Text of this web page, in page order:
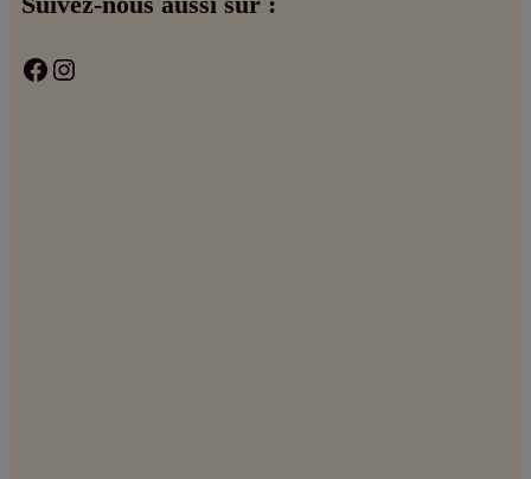
Facebook
Instagram